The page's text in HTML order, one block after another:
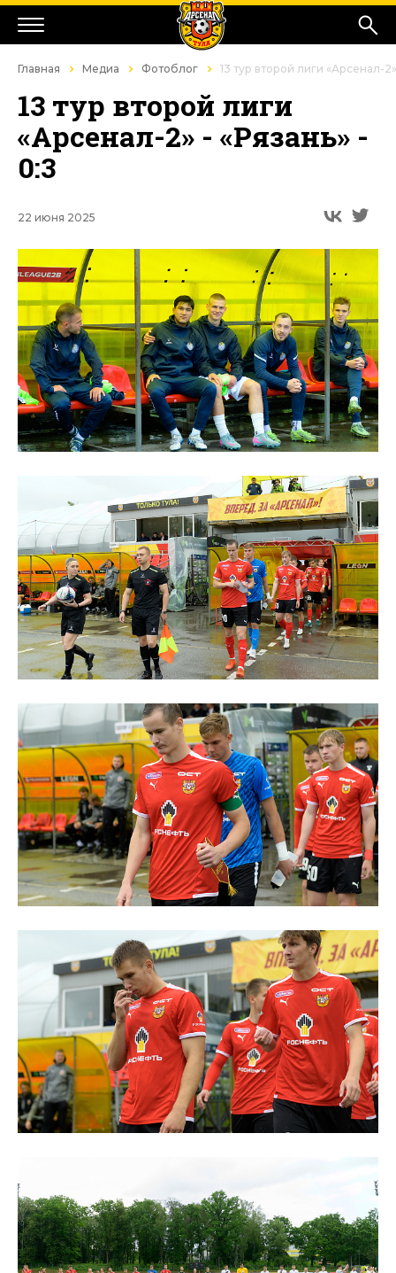
Главная Медиа Фотоблог 13 тур второй лиги «Арсенал-
13 тур второй лиги
«Арсенал-2» - «Рязань» -
0:3
22 июня 2025